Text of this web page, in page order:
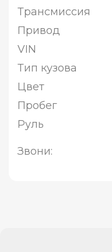
Трансмиссия
Привод
VIN
Тип кузова
Цвет
Пробег
Руль
Звони: